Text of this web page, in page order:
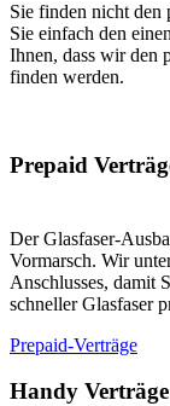
Sie finden nicht den
Sie einfach den
Ihnen, dass wir den
finden werden.
Prepaid
Der Glasfaser-
Vormarsch. Wir
Anschlusses, damit
schneller Glasfaser
Prepaid-Verträge
Handy Verträge